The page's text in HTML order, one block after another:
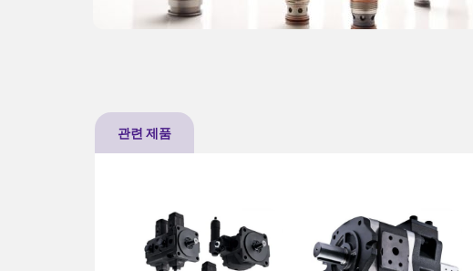
관련 제품